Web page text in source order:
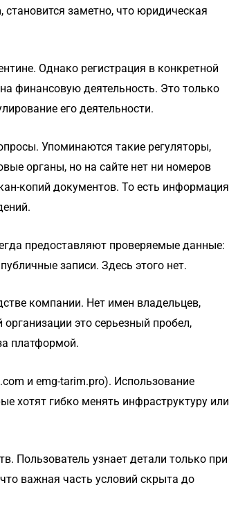
заметно, что юридическая
Однако регистрация в конкретной
финансовую деятельность. Это только
его деятельности.
Упоминаются такие регуляторы,
органы, но на сайте нет ни номеров
копий документов. То есть информация
предоставляют проверяемые данные:
записи. Здесь этого нет.
компании. Нет имен владельцев,
это серьезный пробел,
платформой.
и emg-tarim.pro). Использование
хотят гибко менять инфраструктуру или
Пользователь узнает детали только при
важная часть условий скрыта до